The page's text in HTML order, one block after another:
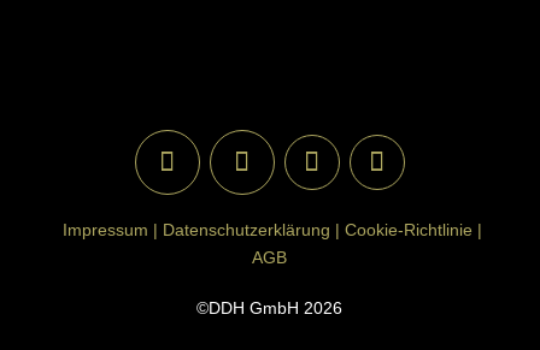
Impressum | Datenschutzerklärung | Cookie-Richtlinie |
AGB
©DDH GmbH 2026